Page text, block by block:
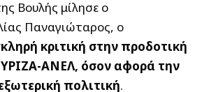
Βουλής μίλησε ο
Παναγιώταρος, ο
κριτική στην προδοτική
ΑΝΕΛ, όσον αφορά την
πολιτική.